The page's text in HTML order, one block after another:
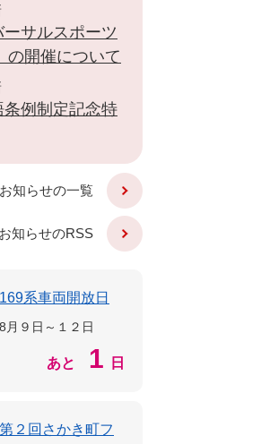
ーサルスポーツ
の開催について
例制定記念特
知らせの一覧
知らせのRSS
169系車両開放日
8月９日～１２日
あと 1 日
第２回さかき町フ